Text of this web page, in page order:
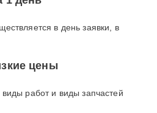
в день заявки, в
цены
работ и виды запчастей